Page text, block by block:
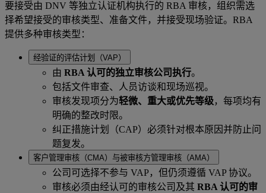
要接受由 DNV 等独立认证机构执行的 RBA 审核，组织需选
择希望接受的审核类型、准备文件，并接受现场验证。RBA
提供多种审核类型：
经验证的评估计划（VAP）
由 RBA 认可的独立审核公司执行。
包括文件审查、人员访谈和现场巡视。
审核发现项分为轻微、重大或优先等级，每项均有
明确的整改时限。
纠正措施计划（CAP）必须针对根本原因并防止问
题复发。
客户管理审核（CMA）与被审核方管理审核（AMA）
公司可选择不参与 VAP，但仍须遵循 VAP 协议。
审核必须由经认可的审核公司及其 RBA 认可的审